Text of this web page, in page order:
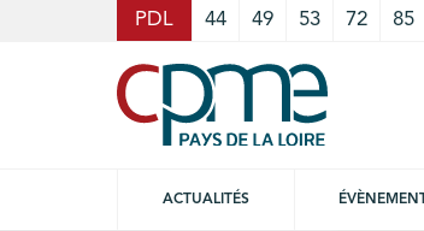
PDL 44 49 53 72 85
ACTUALITÉS
Cookies management panel